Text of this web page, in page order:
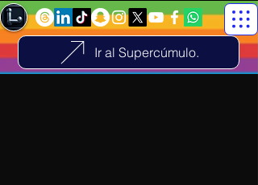
Ir al Supercúmulo.